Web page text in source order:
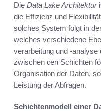
Die Data Lake Architektur
die Effizienz und
solches System folgt in
welches verschiedene
verarbeitung und -analyse
zwischen den Schichten
Organisation der Daten,
Leistung der Abfragen.
Schichtenmodell einer